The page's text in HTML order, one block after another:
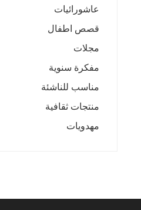
عاشورائيات
قصص اطفال
مجلات
مفكرة سنوية
مناسب للناشئة
منتجات ثقافية
مهدويات